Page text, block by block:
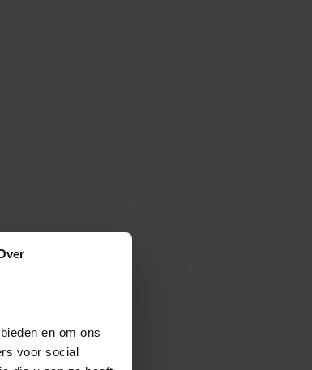
en om ons
voor social
vorm